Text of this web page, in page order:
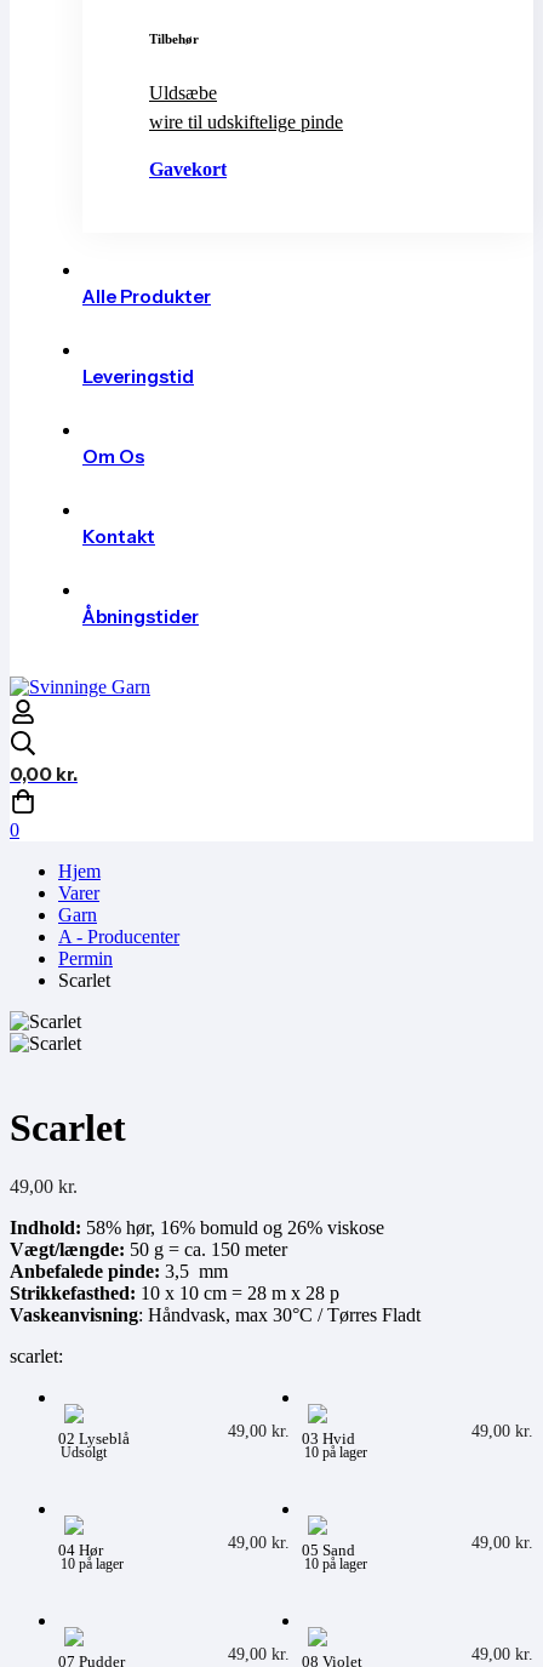
Tilbehør
Uldsæbe
wire til udskiftelige pinde
Gavekort
Alle Produkter
Leveringstid
Om Os
Kontakt
Åbningstider
0,00 kr.
0
Hjem
Varer
Garn
A - Producenter
Permin
Scarlet
Scarlet
49,00 kr.
Indhold: 58% hør, 16% bomuld og 26% viskose
Vægt/længde: 50 g = ca. 150 meter
Anbefalede pinde: 3,5 mm
Strikkefasthed: 10 x 10 cm = 28 m x 28 p
Vaskeanvisning: Håndvask, max 30°C / Tørres Fladt
scarlet:
02 Lyseblå 49,00 kr.
Udsolgt
03 Hvid 49,00 kr.
10 på lager
04 Hør 49,00 kr.
10 på lager
05 Sand 49,00 kr.
10 på lager
07 Pudder 49,00 kr. 08 Violet 49,00 kr.